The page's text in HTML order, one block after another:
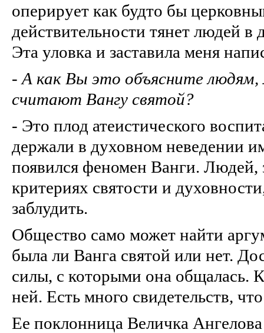
оперирует как будто бы
действительности тянет людей в
Эта уловка и заставила меня
- А как Вы это объясните людям,
считают Вангу святой?
- Это плод атеистического
держали в духовном неведении
появился феномен Ванги.
критериях святости и
заблудить.
Общество само может найти
была ли Ванга святой или нет.
силы, с которыми она общалась.
ней. Есть много свидетельств,
Ее поклонница Величка